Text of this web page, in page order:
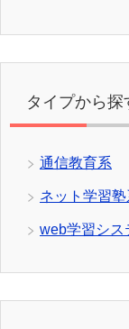
タイプから探
通信教育系
ネット学習塾
web学習シス